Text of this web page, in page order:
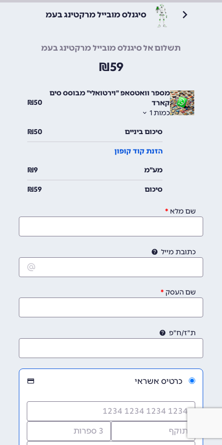
סיגנלס מובייל מרקטינג בעמ
תשלום אל סיגנלס מובייל מרקטינג בעמ
59
₪
מספר וואטסאפ "וירטואלי" מבוסס סים
קארד
כמות1
50
₪
סיכום ביניים 50
₪
הזנת קוד קופון
מע"מ 9
₪
סיכום 59
₪
שם מלא
כתובת מייל
שם העסק
ת"ז/ח"פ
כרטיס אשראי